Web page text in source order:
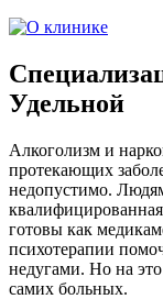
Удельной
Алкоголизм и
протекающих
недопустимо.
готовы как
психотерапии
недугами. Но на
самих больных.